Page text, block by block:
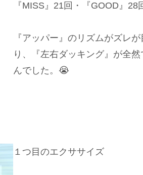
『MISS』21回・『GOOD』
『アッパー』のリズムがズレ
り、『左右ダッキング』が全
んでした。😭
１つ目のエクササイズ